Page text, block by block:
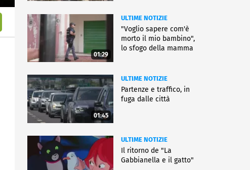
01:29
ULTIME NOTIZIE
"Voglio sapere com'è
morto il mio bambino",
lo sfogo della mamma
01:45
ULTIME NOTIZIE
Partenze e traffico, in
fuga dalle città
ULTIME NOTIZIE
Il ritorno de "La
Gabbianella e il gatto"